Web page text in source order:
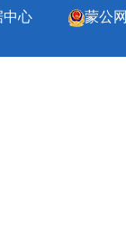
中心
蒙公